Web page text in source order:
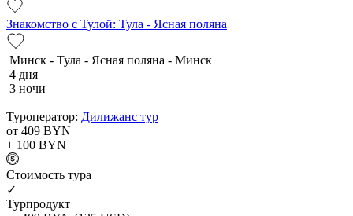
Знакомство с Тулой: Тула - Ясная поляна
Минск - Тула - Ясная поляна - Минск
4 дня
3 ночи
Туроператор: Дилижанс тур
от 409 BYN
+ 100 BYN
Cтоимость тура
✓
Турпродукт